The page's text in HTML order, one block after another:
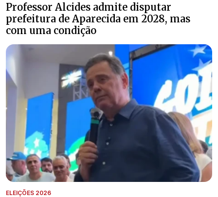
Professor Alcides admite disputar
prefeitura de Aparecida em 2028, mas
com uma condição
ELEIÇÕES 2026